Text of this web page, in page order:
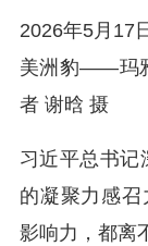
2026年5月17
美洲豹——玛
者 谢晗 摄
习近平总书记
的凝聚力感
影响力，都离